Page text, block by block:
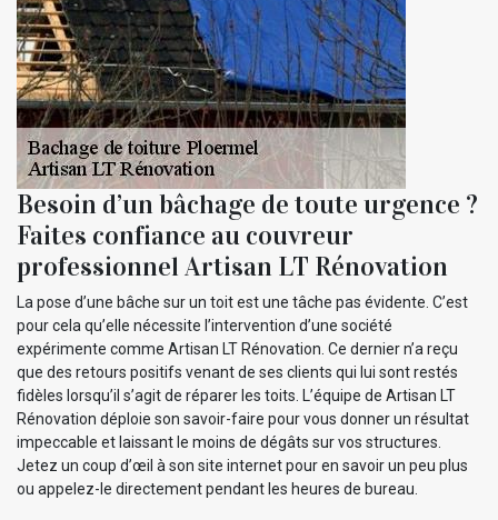
Besoin d’un bâchage de toute urgence ?
Faites confiance au couvreur
professionnel Artisan LT Rénovation
La pose d’une bâche sur un toit est une tâche pas évidente. C’est
pour cela qu’elle nécessite l’intervention d’une société
expérimente comme Artisan LT Rénovation. Ce dernier n’a reçu
que des retours positifs venant de ses clients qui lui sont restés
fidèles lorsqu’il s’agit de réparer les toits. L’équipe de Artisan LT
Rénovation déploie son savoir-faire pour vous donner un résultat
impeccable et laissant le moins de dégâts sur vos structures.
Jetez un coup d’œil à son site internet pour en savoir un peu plus
ou appelez-le directement pendant les heures de bureau.